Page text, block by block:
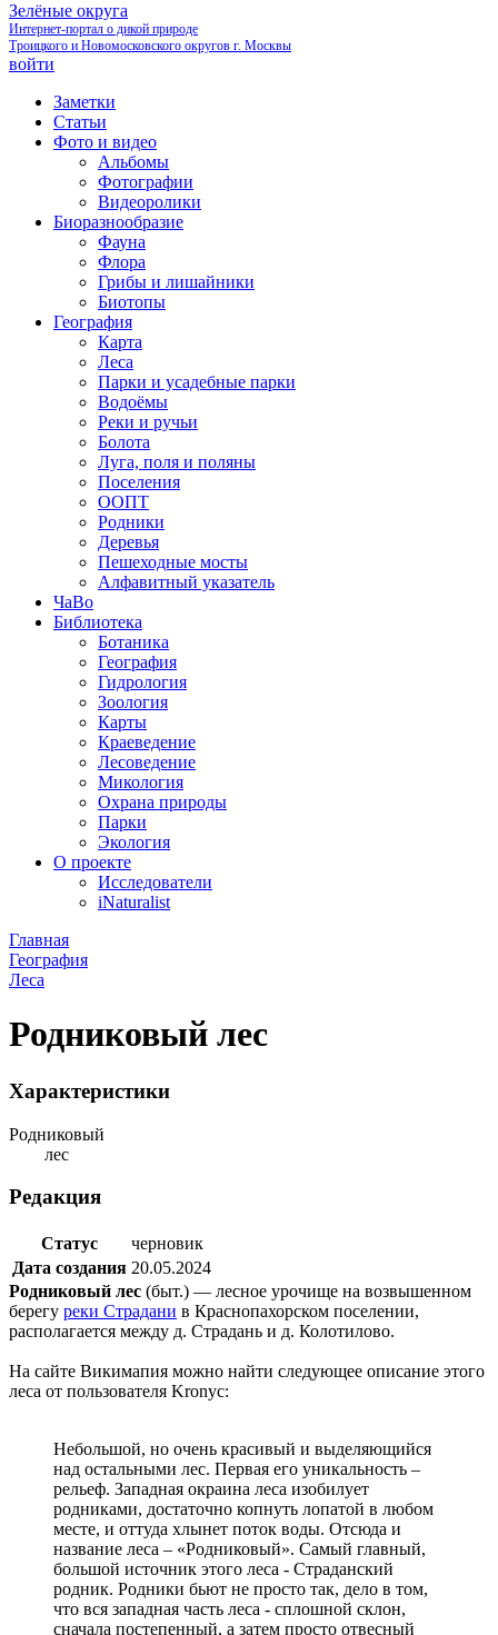
Зелёные округа
Интернет-портал о дикой природе
Троицкого и Новомосковского округов г. Москвы
войти
Заметки
Статьи
Фото и видео
Альбомы
Фотографии
Видеоролики
Биоразнообразие
Фауна
Флора
Грибы и лишайники
Биотопы
География
Карта
Леса
Парки и усадебные парки
Водоёмы
Реки и ручьи
Болота
Луга, поля и поляны
Поселения
ООПТ
Родники
Деревья
Пешеходные мосты
Алфавитный указатель
ЧаВо
Библиотека
Ботаника
География
Гидрология
Зоология
Карты
Краеведение
Лесоведение
Микология
Охрана природы
Парки
Экология
О проекте
Исследователи
iNaturalist
Главная
География
Леса
Родниковый лес
Характеристики
Родниковый
лес
Редакция
Статус
черновик
Дата создания 20.05.2024
Родниковый лес (быт.) — лесное урочище на возвышенном
берегу реки Страдани в Краснопахорском поселении,
располагается между д. Страдань и д. Колотилово.
На сайте Викимапия можно найти следующее описание этого
леса от пользователя Kronyc:
Небольшой, но очень красивый и выделяющийся
над остальными лес. Первая его уникальность –
рельеф. Западная окраина леса изобилует
родниками, достаточно копнуть лопатой в любом
месте, и оттуда хлынет поток воды. Отсюда и
название леса – «Родниковый». Самый главный,
большой источник этого леса - Страданский
родник. Родники бьют не просто так, дело в том,
что вся западная часть леса - сплошной склон,
сначала постепенный, а затем просто отвесный